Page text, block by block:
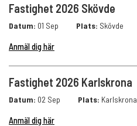
Fastighet 2026 Skövde
Datum: 01 Sep Plats: Skövde
Anmäl dig här
Fastighet 2026 Karlskrona
Datum: 02 Sep Plats: Karlskrona
Anmäl dig här